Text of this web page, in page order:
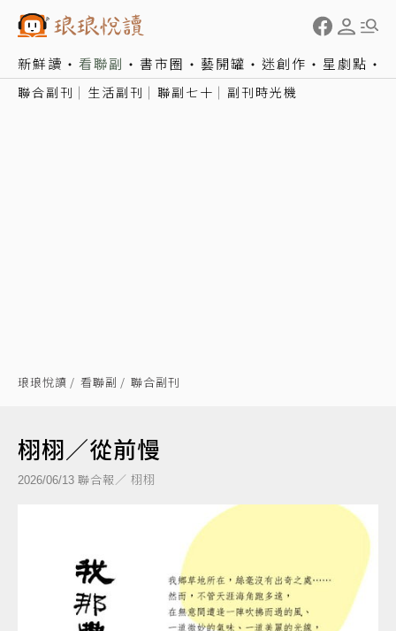
新鮮讀 看聯副 書市圈 藝開罐 迷創作 星劇點
聯合副刊 生活副刊 聯副七十 副刊時光機
琅琅悅讀 看聯副 聯合副刊
栩栩／從前慢
2026/06/13 聯合報／ 栩栩